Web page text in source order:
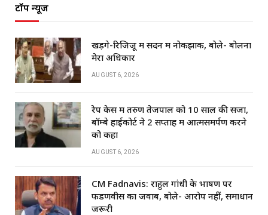
p
p
o
o
k
n
टॉप न्यूज
खड़गे-रिजिजू में सदन में नोकझोंक, बोले- बोलना
मेरा अधिकार
AUGUST 6, 2026
रेप केस में तरुण तेजपाल को 10 साल की सजा,
बॉम्बे हाईकोर्ट ने 2 सप्ताह में आत्मसमर्पण करने
को कहा
AUGUST 6, 2026
CM Fadnavis: राहुल गांधी के भाषण पर
फडणवीस का जवाब, बोले- आरोप नहीं, समाधान
जरूरी